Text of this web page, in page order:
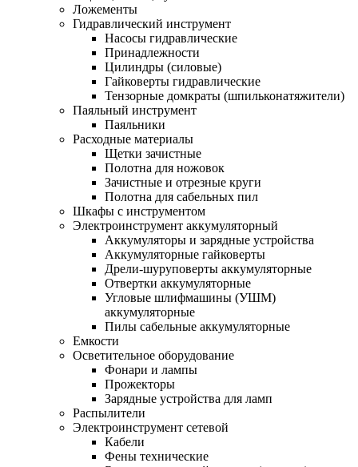
Ложементы
Гидравлический инструмент
Насосы гидравлические
Принадлежности
Цилиндры (силовые)
Гайковерты гидравлические
Тензорные домкраты (шпильконатяжители)
Паяльный инструмент
Паяльники
Расходные материалы
Щетки зачистные
Полотна для ножовок
Зачистные и отрезные круги
Полотна для сабельных пил
Шкафы с инструментом
Электроинструмент аккумуляторный
Аккумуляторы и зарядные устройства
Аккумуляторные гайковерты
Дрели-шуруповерты аккумуляторные
Отвертки аккумуляторные
Угловые шлифмашины (УШМ)
аккумуляторные
Пилы сабельные аккумуляторные
Емкости
Осветительное оборудование
Фонари и лампы
Прожекторы
Зарядные устройства для ламп
Распылители
Электроинструмент сетевой
Кабели
Фены технические